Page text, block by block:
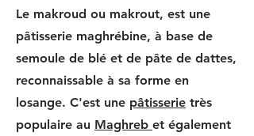
Le makroud ou makrout, est une
pâtisserie maghrébine, à base de
semoule de blé et de pâte de dattes,
reconnaissable à sa forme en
losange. C'est une pâtisserie très
populaire au Maghreb et également